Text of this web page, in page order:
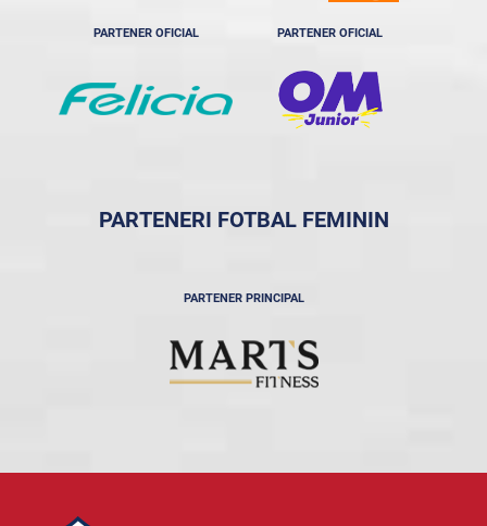
PARTENER OFICIAL PARTENER OFICIAL
PARTENERI FOTBAL FEMININ
PARTENER PRINCIPAL